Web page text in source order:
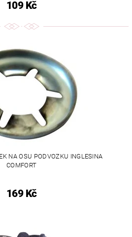
109 Kč
NA OSU PODVOZKU INGLESINA
COMFORT
169 Kč